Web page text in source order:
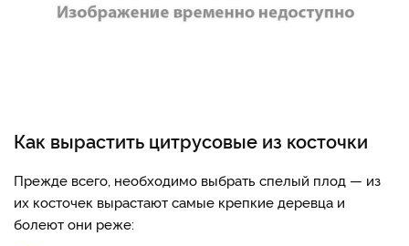
Как вырастить цитрусовые из косточки
Прежде всего, необходимо выбрать спелый плод — из
их косточек вырастают самые крепкие деревца и
болеют они реже: